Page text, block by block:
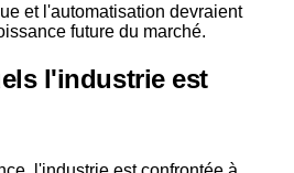
et l'automatisation devraient
future du marché.
l'industrie est